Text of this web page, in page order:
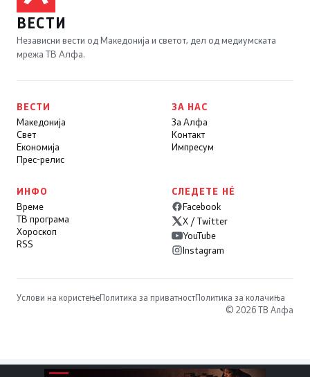
ВЕСТИ
Независни вести од Македонија и светот, дел од медиумската
мрежа ТВ Алфа.
ВЕСТИ
Македонија
Свет
Економија
Прес-релис
ЗА НАС
За Алфа
Контакт
Импресум
ИНФО
Време
ТВ програма
Хороскоп
RSS
СЛЕДЕТЕ НÉ
Facebook
X / Twitter
YouTube
Instagram
Услови на користењеПолитика за приватностПолитика за колачиња
© 2026 ТВ Алфа